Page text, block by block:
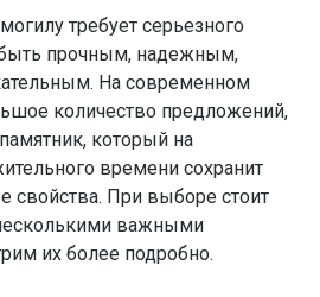
требует серьезного
прочным, надежным,
На современном
количество предложений,
который на
времени сохранит
свойства. При выборе стоит
важными
их более подробно.